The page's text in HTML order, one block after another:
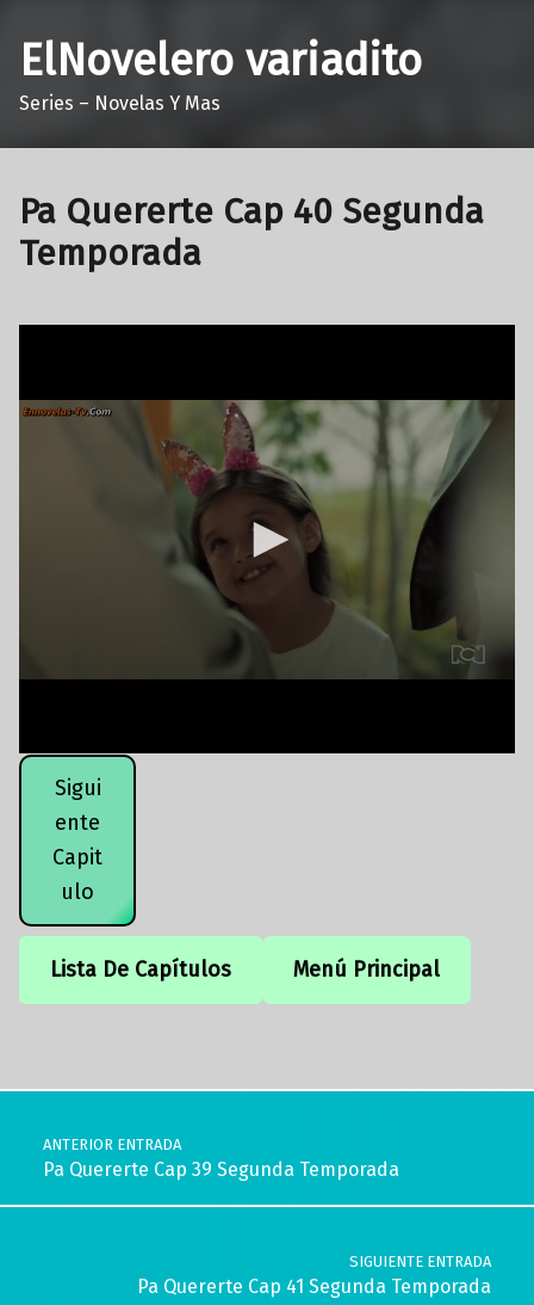
ElNovelero variadito
Series – Novelas Y Mas
Pa Quererte Cap 40 Segunda
Temporada
Sigui
ente
Capit
ulo
Lista De Capítulos Menú Principal
Navegación de entradas
ANTERIOR ENTRADA
Pa Quererte Cap 39 Segunda Temporada
SIGUIENTE ENTRADA
Pa Quererte Cap 41 Segunda Temporada